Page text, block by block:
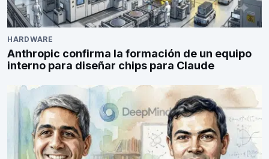
HARDWARE
Anthropic confirma la formación de un equipo
interno para diseñar chips para Claude